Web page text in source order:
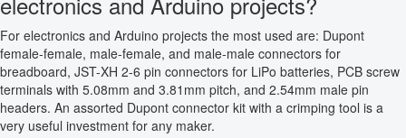
For electronics and Arduino projects the most used are: Dupont
female-female, male-female, and male-male connectors for
breadboard, JST-XH 2-6 pin connectors for LiPo batteries, PCB screw
terminals with 5.08mm and 3.81mm pitch, and 2.54mm male pin
headers. An assorted Dupont connector kit with a crimping tool is a
very useful investment for any maker.